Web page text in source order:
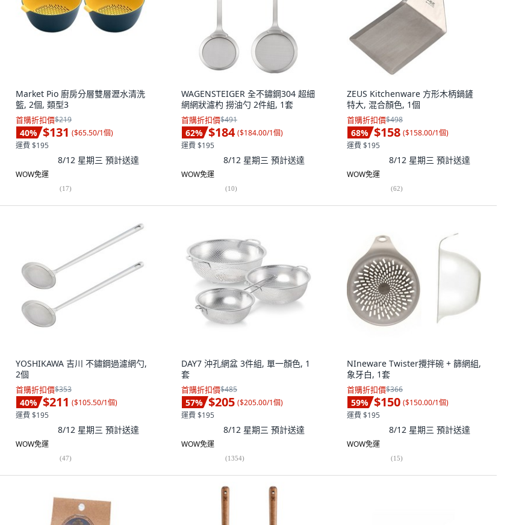
Market Pio 廚房分層雙層瀝水清洗
籃, 2個, 類型3
首購折扣價$219
40% $131 ($65.50/1個)
運費 $195
8/12 星期三 預計送達
WOW免運
(17)
WAGENSTEIGER 全不鏽鋼304 超細
網網狀濾杓 撈油勺 2件組, 1套
首購折扣價$491
62% $184 ($184.00/1個)
運費 $195
8/12 星期三 預計送達
WOW免運
(10)
ZEUS Kitchenware 方形木柄鍋鏟
特大, 混合顏色, 1個
首購折扣價$498
68% $158 ($158.00/1個)
運費 $195
8/12 星期三 預計送達
WOW免運
(62)
YOSHIKAWA 吉川 不鏽鋼過濾網勺,
2個
首購折扣價$353
40% $211 ($105.50/1個)
運費 $195
8/12 星期三 預計送達
WOW免運
(47)
DAY7 沖孔網盆 3件組, 單一顏色, 1
套
首購折扣價$485
57% $205 ($205.00/1個)
運費 $195
8/12 星期三 預計送達
WOW免運
(1354)
NIneware Twister攪拌碗 + 篩網組,
象牙白, 1套
首購折扣價$366
59% $150 ($150.00/1個)
運費 $195
8/12 星期三 預計送達
WOW免運
(15)